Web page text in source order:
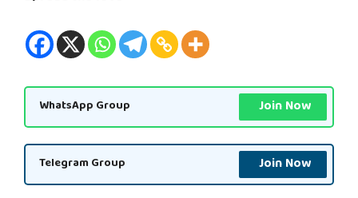
WhatsApp Group Join Now
Telegram Group Join Now